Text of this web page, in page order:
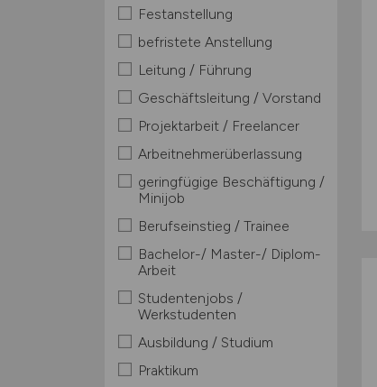
Festanstellung
befristete Anstellung
Leitung / Führung
Geschäftsleitung / Vorstand
Projektarbeit / Freelancer
Arbeitnehmerüberlassung
geringfügige Beschäftigung /
Minijob
Berufseinstieg / Trainee
Bachelor-/ Master-/ Diplom-
Arbeit
Studentenjobs /
Werkstudenten
Ausbildung / Studium
Praktikum